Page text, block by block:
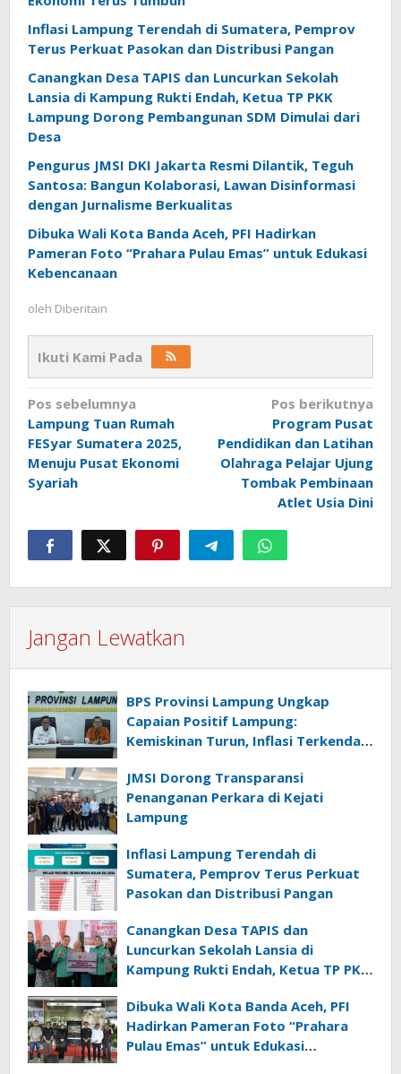
Inflasi Lampung Terendah di Sumatera, Pemprov
Terus Perkuat Pasokan dan Distribusi Pangan
Canangkan Desa TAPIS dan Luncurkan Sekolah
Lansia di Kampung Rukti Endah, Ketua TP PKK
Lampung Dorong Pembangunan SDM Dimulai dari
Desa
Pengurus JMSI DKI Jakarta Resmi Dilantik, Teguh
Santosa: Bangun Kolaborasi, Lawan Disinformasi
dengan Jurnalisme Berkualitas
Dibuka Wali Kota Banda Aceh, PFI Hadirkan
Pameran Foto “Prahara Pulau Emas” untuk Edukasi
Kebencanaan
oleh Diberitain
Ikuti Kami Pada
Navigasi
pos
Pos sebelumnya
Lampung Tuan Rumah
FESyar Sumatera 2025,
Menuju Pusat Ekonomi
Syariah
Pos berikutnya
Program Pusat
Pendidikan dan Latihan
Olahraga Pelajar Ujung
Tombak Pembinaan
Atlet Usia Dini
Jangan Lewatkan
BPS Provinsi Lampung Ungkap
Capaian Positif Lampung:
Kemiskinan Turun, Inflasi Terkendali,
JMSI Dorong Transparansi
Penanganan Perkara di Kejati
Lampung
Inflasi Lampung Terendah di
Sumatera, Pemprov Terus Perkuat
Pasokan dan Distribusi Pangan
Canangkan Desa TAPIS dan
Luncurkan Sekolah Lansia di
Kampung Rukti Endah, Ketua TP PKK
SDM Dimulai dari Desa
Dibuka Wali Kota Banda Aceh, PFI
Hadirkan Pameran Foto “Prahara
Pulau Emas” untuk Edukasi